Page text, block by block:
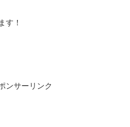
す！
ンサーリンク